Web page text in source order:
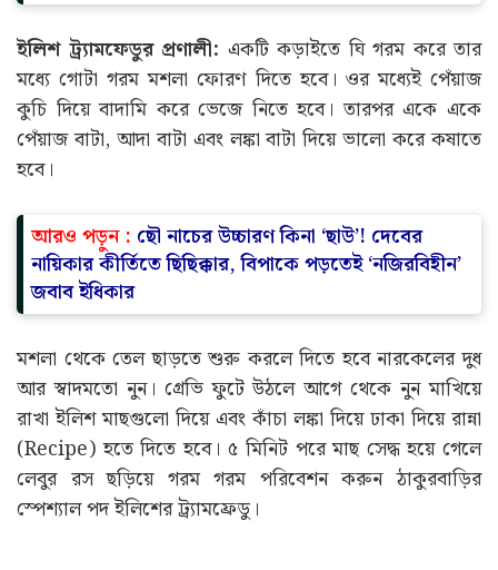
ইলিশ ট্র্যামফেডুর প্রণালী: একটি কড়াইতে ঘি গরম করে তার
মধ্যে গোটা গরম মশলা ফোরণ দিতে হবে। ওর মধ্যেই পেঁয়াজ
কুচি দিয়ে বাদামি করে ভেজে নিতে হবে। তারপর একে একে
পেঁয়াজ বাটা, আদা বাটা এবং লঙ্কা বাটা দিয়ে ভালো করে কষাতে
হবে।
আরও পড়ুন : ছৌ নাচের উচ্চারণ কিনা ‘ছাউ’! দেবের
নায়িকার কীর্তিতে ছিছিক্কার, বিপাকে পড়তেই ‘নজিরবিহীন’
জবাব ইধিকার
মশলা থেকে তেল ছাড়তে শুরু করলে দিতে হবে নারকেলের দুধ
আর স্বাদমতো নুন। গ্রেভি ফুটে উঠলে আগে থেকে নুন মাখিয়ে
রাখা ইলিশ মাছগুলো দিয়ে এবং কাঁচা লঙ্কা দিয়ে ঢাকা দিয়ে রান্না
(Recipe) হতে দিতে হবে। ৫ মিনিট পরে মাছ সেদ্ধ হয়ে গেলে
লেবুর রস ছড়িয়ে গরম গরম পরিবেশন করুন ঠাকুরবাড়ির
স্পেশ্যাল পদ ইলিশের ট্র্যামফ্রেডু।